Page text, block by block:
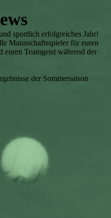
sportlich erfolgreiches Jahr!
Mannschaftsspieler für euren
euren Teamgeist während der
der Sommersaison